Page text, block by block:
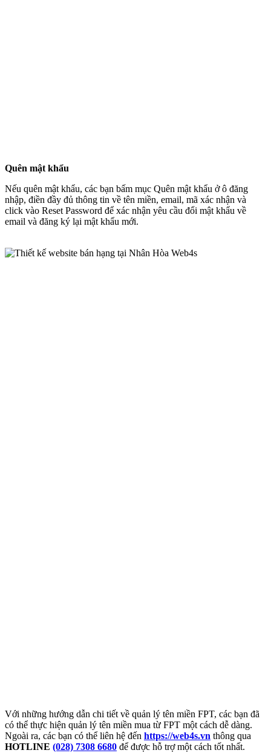
Quên mật khẩu
Nếu quên mật khẩu, các bạn bấm mục Quên mật khẩu ở ô đăng
nhập, điền đầy đủ thông tin về tên miền, email, mã xác nhận và
click vào Reset Password để xác nhận yêu cầu đổi mật khẩu về
email và đăng ký lại mật khẩu mới.
Với những hướng dẫn chi tiết về quản lý tên miền FPT, các bạn đã
có thể thực hiện quản lý tên miền mua từ FPT một cách dễ dàng.
Ngoài ra, các bạn có thể liên hệ đến https://web4s.vn thông qua
HOTLINE (028) 7308 6680 để được hỗ trợ một cách tốt nhất.